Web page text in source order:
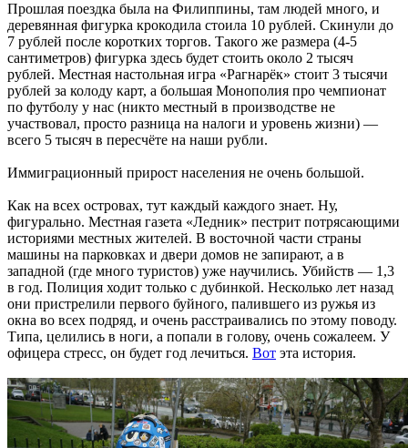
Прошлая поездка была на Филиппины, там людей много, и
деревянная фигурка крокодила стоила 10 рублей. Скинули до
7 рублей после коротких торгов. Такого же размера (4-5
сантиметров) фигурка здесь будет стоить около 2 тысяч
рублей. Местная настольная игра «Рагнарёк» стоит 3 тысячи
рублей за колоду карт, а большая Монополия про чемпионат
по футболу у нас (никто местный в производстве не
участвовал, просто разница на налоги и уровень жизни) —
всего 5 тысяч в пересчёте на наши рубли.
Иммиграционный прирост населения не очень большой.
Как на всех островах, тут каждый каждого знает. Ну,
фигурально. Местная газета «Ледник» пестрит потрясающими
историями местных жителей. В восточной части страны
машины на парковках и двери домов не запирают, а в
западной (где много туристов) уже научились. Убийств — 1,3
в год. Полиция ходит только с дубинкой. Несколько лет назад
они пристрелили первого буйного, палившего из ружья из
окна во всех подряд, и очень расстраивались по этому поводу.
Типа, целились в ноги, а попали в голову, очень сожалеем. У
офицера стресс, он будет год лечиться. Вот эта история.